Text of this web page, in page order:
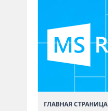
ГЛАВНАЯ СТРАНИЦА